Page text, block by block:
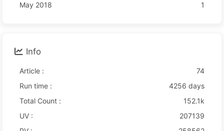
May 2018
1
Info
Article :
74
Run time :
4256 days
Total Count :
152.1k
UV :
207139